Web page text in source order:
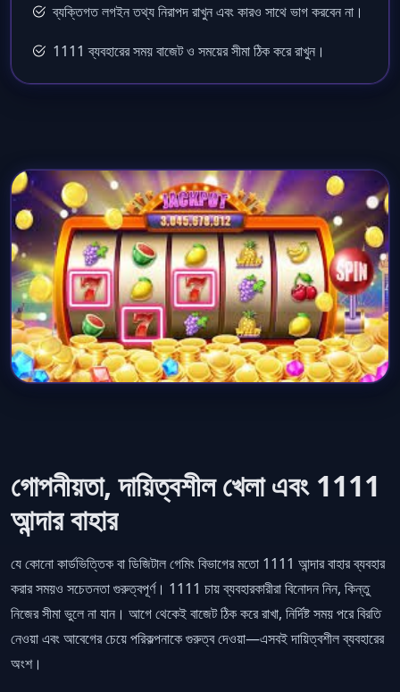
ব্যক্তিগত লগইন তথ্য নিরাপদ রাখুন এবং কারও সাথে ভাগ করবেন না।
1111 ব্যবহারের সময় বাজেট ও সময়ের সীমা ঠিক করে রাখুন।
গোপনীয়তা, দায়িত্বশীল খেলা এবং 1111
আন্দার বাহার
যে কোনো কার্ডভিত্তিক বা ডিজিটাল গেমিং বিভাগের মতো 1111 আন্দার বাহার ব্যবহার
করার সময়ও সচেতনতা গুরুত্বপূর্ণ। 1111 চায় ব্যবহারকারীরা বিনোদন নিন, কিন্তু
নিজের সীমা ভুলে না যান। আগে থেকেই বাজেট ঠিক করে রাখা, নির্দিষ্ট সময় পরে বিরতি
নেওয়া এবং আবেগের চেয়ে পরিকল্পনাকে গুরুত্ব দেওয়া—এসবই দায়িত্বশীল ব্যবহারের
অংশ।